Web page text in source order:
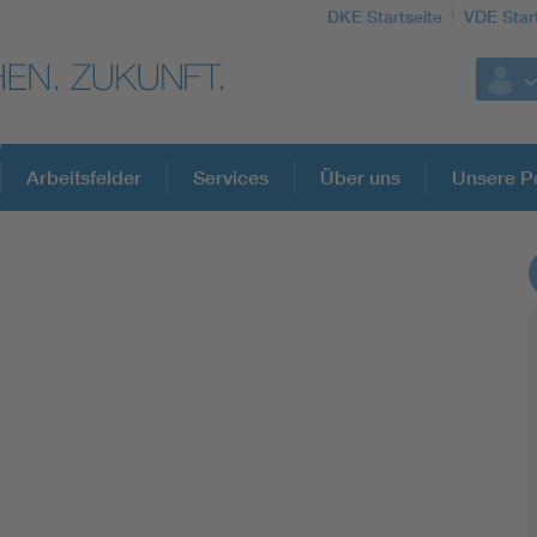
DKE Startseite VDE
DKE Fachinformationen im Kontext der
Arbeitsfelder Services Über uns Unsere